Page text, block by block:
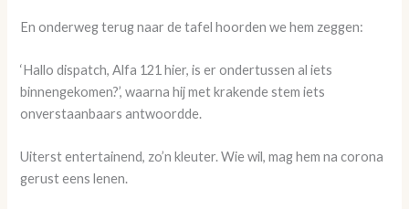
En onderweg terug naar de tafel hoorden we hem zeggen:
‘Hallo dispatch, Alfa 121 hier, is er ondertussen al iets
binnengekomen?’, waarna hij met krakende stem iets
onverstaanbaars antwoordde.
Uiterst entertainend, zo’n kleuter. Wie wil, mag hem na corona
gerust eens lenen.